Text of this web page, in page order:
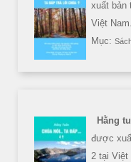
xuất bản
Việt
Mục:
Hằng
được
2 tại